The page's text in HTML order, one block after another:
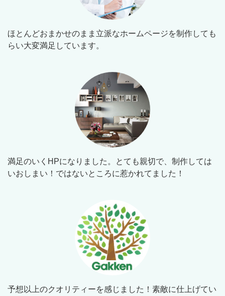
ほとんどおまかせのまま立派なホームページを制作しても
らい大変満足しています。
満足のいくHPになりました。とても親切で、制作しては
いおしまい！ではないところに惹かれてました！
予想以上のクオリティーを感じました！素敵に仕上げてい